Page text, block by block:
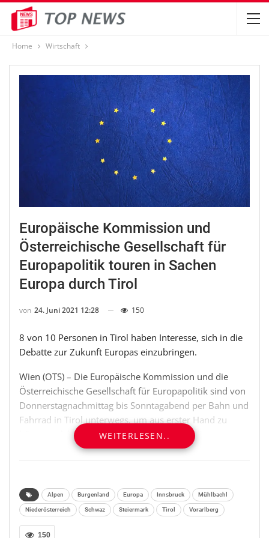
Home Wirtschaft
Europäische Kommission und
Österreichische Gesellschaft für
Europapolitik touren in Sachen
Europa durch Tirol
von 24. Juni 2021 12:28 150
8 von 10 Personen in Tirol haben Interesse, sich in die
Debatte zur Zukunft Europas einzubringen.
Wien (OTS) – Die Europäische Kommission und die
Österreichische Gesellschaft für Europapolitik sind von
Donnerstagnachmittag bis Sonntagabend per Bahn und
Fahrrad in Tirol unterwegs, um aus erster Hand zu
hören, welche Erwartungen und Wünsche die
Bürgerinnen und Bürger an die Zukunft Europas haben.
Martin Selmayr, Leiter der Vertretung der Europäischen
Generalsekretär der Österreichischen Gesellschaft für
Europapolitik, sind heute um 10.30 Uhr mit der EU-Lok
gebrandeten ÖBB-Zug – von Wien nach Innsbruck
WEITERLESEN..
Alpen Burgenland Europa Innsbruck Mühlbachl
Niederösterreich Schwaz Steiermark Tirol Vorarlberg
150